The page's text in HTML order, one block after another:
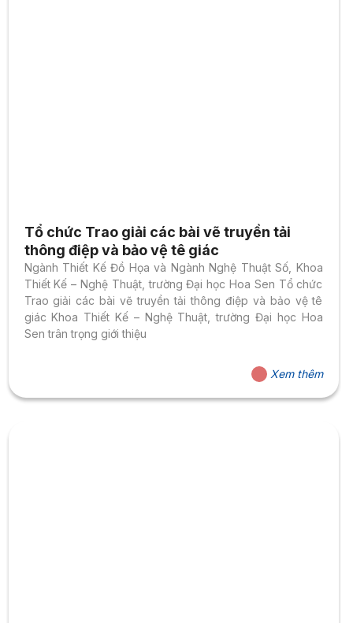
Tổ chức Trao giải các bài vẽ truyền tải
thông điệp và bảo vệ tê giác
Ngành Thiết Kế Đồ Họa và Ngành Nghệ Thuật Số, Khoa
Thiết Kế – Nghệ Thuật, trường Đại học Hoa Sen Tổ chức
Trao giải các bài vẽ truyền tải thông điệp và bảo vệ tê
giác Khoa Thiết Kế – Nghệ Thuật, trường Đại học Hoa
Sen trân trọng giới thiệu
Xem thêm